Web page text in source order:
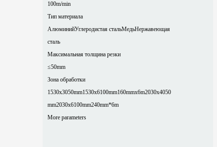
100m/min
Тип материала
АлюминийУглеродистая стальМедьНержавеющая
сталь
Максимальная толщина резки
≤50mm
Зона обработки
1530x3050mm1530x6100mm160mmx6m2030x4050
mm2030x6100mm240mm*6m
More parameters